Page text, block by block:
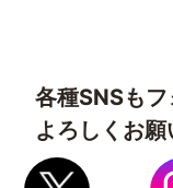
各種SNSも
よろしくお願